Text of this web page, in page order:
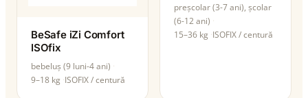
BeSafe iZi Comfort
ISOfix
bebeluș (9 luni-4 ani)
9–18 kg ISOFIX / centură
preșcolar (3-7 ani), școlar
(6-12 ani)
15–36 kg ISOFIX / centură